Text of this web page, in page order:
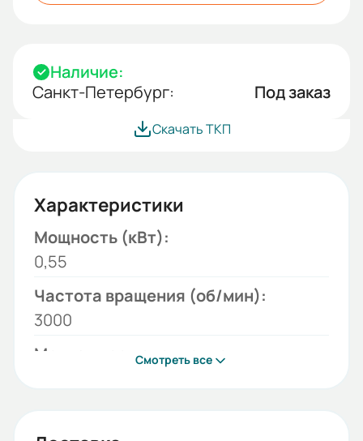
Наличие:
Санкт-Петербург:
Под заказ
Скачать ТКП
Характеристики
Мощность (кВт):
0,55
Частота вращения (об/мин):
3000
Монтажное исполнение:
380
Смотреть все